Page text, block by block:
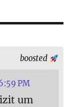
boosted
PM
um